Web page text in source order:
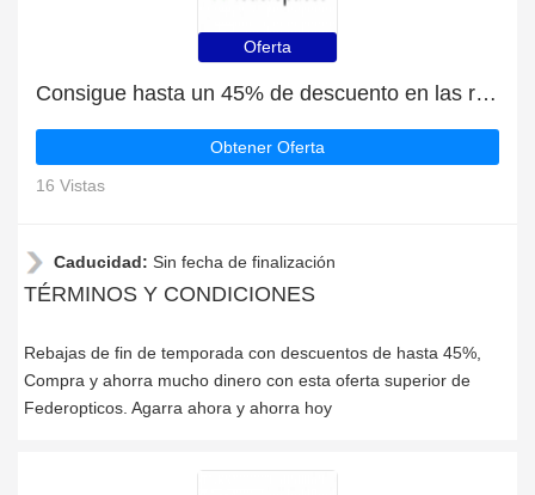
Oferta
Consigue hasta un 45% de descuento en las rebajas de fin de temporada | que terminan pronto
Obtener Oferta
16 Vistas
Caducidad: Sin fecha de finalización
TÉRMINOS Y CONDICIONES
Rebajas de fin de temporada con descuentos de hasta 45%,
Compra y ahorra mucho dinero con esta oferta superior de
Federopticos. Agarra ahora y ahorra hoy